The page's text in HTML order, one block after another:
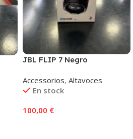
JBL FLIP 7 Negro
Accessorios, Altavoces
En stock
100,00 €